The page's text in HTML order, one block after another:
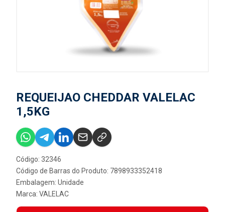
REQUEIJAO CHEDDAR VALELAC
1,5KG
Código: 32346
Código de Barras do Produto: 7898933352418
Embalagem: Unidade
Marca: VALELAC